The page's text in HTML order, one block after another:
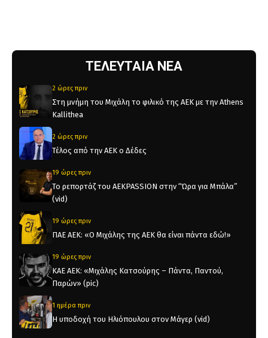
ΤΕΛΕΥΤΑΙΑ ΝΕΑ
2 ώρες πριν
Στη μνήμη του Μιχάλη το φιλικό της ΑΕΚ με την Athens
Kallithea
2 ώρες πριν
Τέλος από την ΑΕΚ ο Δέδες
19 ώρες πριν
Το ρεπορτάζ του AEKPASSION στην “Ώρα για Μπάλα”
(vid)
19 ώρες πριν
ΠΑΕ ΑΕΚ: «Ο Μιχάλης της ΑΕΚ θα είναι πάντα εδώ!»
19 ώρες πριν
KAE AEK: «Μιχάλης Κατσούρης – Πάντα, Παντού,
Παρών» (pic)
1 ημέρα πριν
Η υποδοχή του Ηλιόπουλου στον Μάγερ (vid)